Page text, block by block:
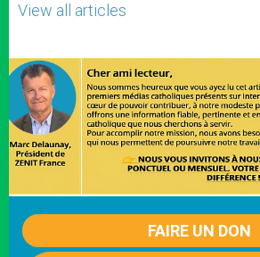
View all articles
FAIRE UN DON